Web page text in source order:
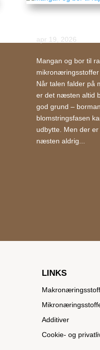
apr 19, 2026
Mangan og bor til
Når talen falder på
er det næsten altid
god grund –
blomstringsfasen
udbytte. Men der
næsten aldrig...
LINKS
Additiver
Cookie- og